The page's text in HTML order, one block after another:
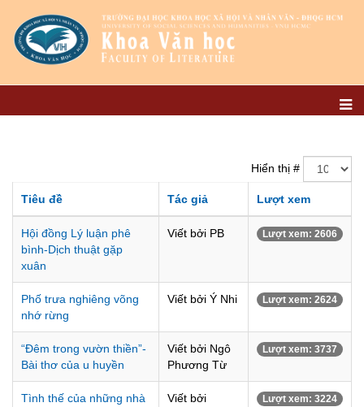
Hiển thị #
Tiêu đề Tác giả Lượt xem
Hội đồng Lý luận phê
bình-Dịch thuật gặp
xuân
Viết bởi PB Lượt xem: 2606
Phố trưa nghiêng võng
nhớ rừng
Viết bởi Ý Nhi Lượt xem: 2624
“Đêm trong vườn thiền”-
Bài thơ của u huyền
Viết bởi Ngô
Phương Từ
Lượt xem: 3737
Tình thế của những nhà
Viết bởi
Lượt xem: 3224